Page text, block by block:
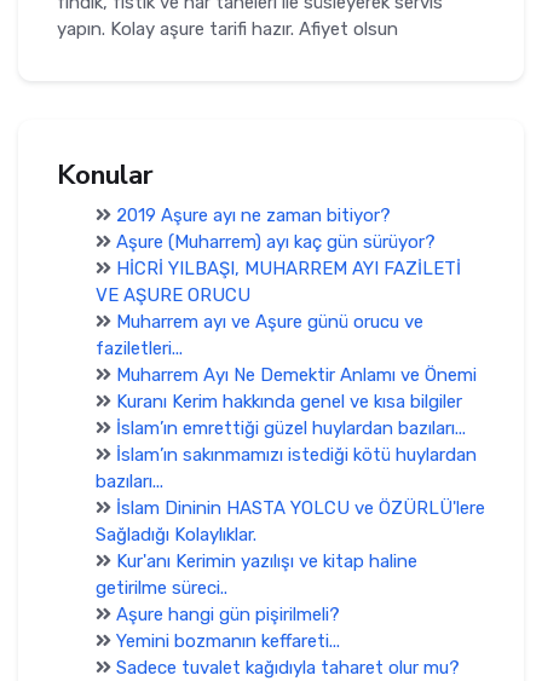
yapın. Kolay aşure tarifi hazır. Afiyet olsun
Konular
2019 Aşure ayı ne zaman bitiyor?
Aşure (Muharrem) ayı kaç gün sürüyor?
HİCRİ YILBAŞI, MUHARREM AYI FAZİLETİ
VE AŞURE ORUCU
Muharrem ayı ve Aşure günü orucu ve
faziletleri...
Muharrem Ayı Ne Demektir Anlamı ve Önemi
Kuranı Kerim hakkında genel ve kısa bilgiler
İslam’ın emrettiği güzel huylardan bazıları...
İslam’ın sakınmamızı istediği kötü huylardan
bazıları...
İslam Dininin HASTA YOLCU ve ÖZÜRLÜ'lere
Sağladığı Kolaylıklar.
Kur'anı Kerimin yazılışı ve kitap haline
getirilme süreci..
Aşure hangi gün pişirilmeli?
Yemini bozmanın keffareti...
Sadece tuvalet kağıdıyla taharet olur mu?